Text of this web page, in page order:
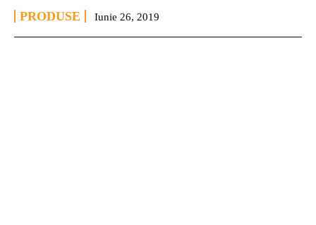
PRODUSE Iunie 26, 2019